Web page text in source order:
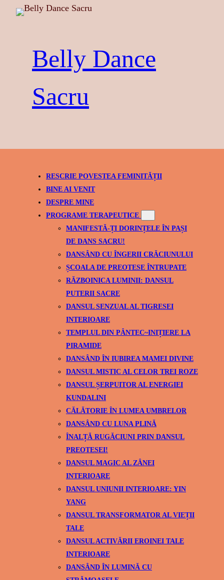
Belly Dance
Sacru
RESCRIE POVESTEA FEMINITĂȚII
BINE AI VENIT
DESPRE MINE
PROGRAME TERAPEUTICE
MANIFESTĂ-ȚI DORINȚELE ÎN PAȘI
DE DANS SACRU!
DANSÂND CU ÎNGERII CRĂCIUNULUI
ȘCOALA DE PREOTESE ÎNTRUPATE
RĂZBOINICA LUMINII: DANSUL
PUTERII SACRE
DANSUL SENZUAL AL TIGRESEI
INTERIOARE
TEMPLUL DIN PÂNTEC~INIȚIERE LA
PIRAMIDE
DANSÂND ÎN IUBIREA MAMEI DIVINE
DANSUL MISTIC AL CELOR TREI ROZE
DANSUL ȘERPUITOR AL ENERGIEI
KUNDALINI
CĂLĂTORIE ÎN LUMEA UMBRELOR
DANSÂND CU LUNA PLINĂ
ÎNALȚĂ RUGĂCIUNI PRIN DANSUL
PREOTESEI!
DANSUL MAGIC AL ZÂNEI
INTERIOARE
DANSUL UNIUNII INTERIOARE: YIN
YANG
DANSUL TRANSFORMATOR AL VIEȚII
TALE
DANSUL ACTIVĂRII EROINEI TALE
INTERIOARE
DANSÂND ÎN LUMINĂ CU